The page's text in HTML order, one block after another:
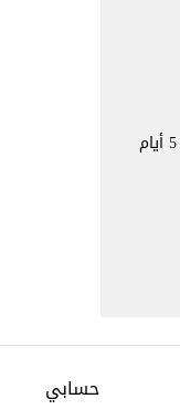
يستغرق الأمر عادةً من 3 إلى 5 أيام
حسابي